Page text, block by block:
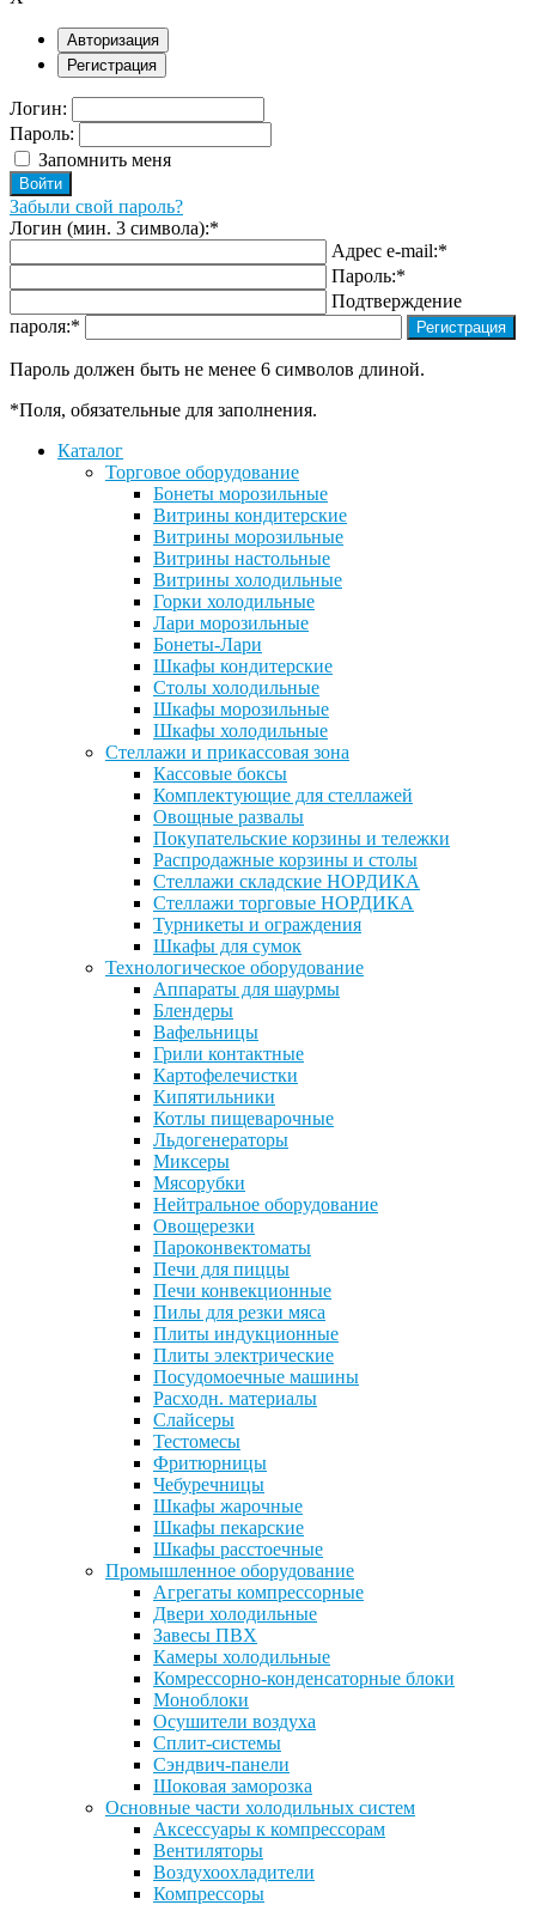
Авторизация
Регистрация
Логин:
Пароль:
Запомнить меня
Забыли свой пароль?
Логин (мин. 3 символа):*
Адрес e-mail:*
Пароль:*
Подтверждение
пароля:*
Пароль должен быть не менее 6 символов длиной.
*Поля, обязательные для заполнения.
Каталог
Торговое оборудование
Бонеты морозильные
Витрины кондитерские
Витрины морозильные
Витрины настольные
Витрины холодильные
Горки холодильные
Лари морозильные
Бонеты-Лари
Шкафы кондитерские
Столы холодильные
Шкафы морозильные
Шкафы холодильные
Стеллажи и прикассовая зона
Кассовые боксы
Комплектующие для стеллажей
Овощные развалы
Покупательские корзины и тележки
Распродажные корзины и столы
Стеллажи складские НОРДИКА
Стеллажи торговые НОРДИКА
Турникеты и ограждения
Шкафы для сумок
Технологическое оборудование
Аппараты для шаурмы
Блендеры
Вафельницы
Грили контактные
Картофелечистки
Кипятильники
Котлы пищеварочные
Льдогенераторы
Миксеры
Мясорубки
Нейтральное оборудование
Овощерезки
Пароконвектоматы
Печи для пиццы
Печи конвекционные
Пилы для резки мяса
Плиты индукционные
Плиты электрические
Посудомоечные машины
Расходн. материалы
Слайсеры
Тестомесы
Фритюрницы
Чебуречницы
Шкафы жарочные
Шкафы пекарские
Шкафы расстоечные
Промышленное оборудование
Агрегаты компрессорные
Двери холодильные
Завесы ПВХ
Камеры холодильные
Комрессорно-конденсаторные блоки
Моноблоки
Осушители воздуха
Сплит-системы
Сэндвич-панели
Шоковая заморозка
Основные части холодильных систем
Аксессуары к компрессорам
Вентиляторы
Воздухоохладители
Компрессоры